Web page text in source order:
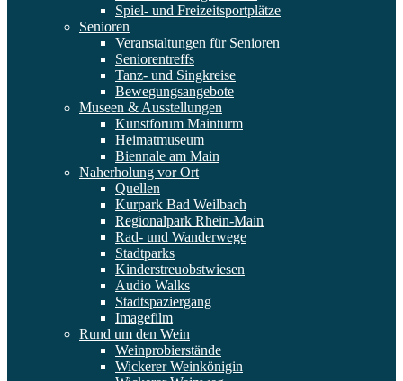
Spiel- und Freizeitsportplätze
Senioren
Veranstaltungen für Senioren
Seniorentreffs
Tanz- und Singkreise
Bewegungsangebote
Museen & Ausstellungen
Kunstforum Mainturm
Heimatmuseum
Biennale am Main
Naherholung vor Ort
Quellen
Kurpark Bad Weilbach
Regionalpark Rhein-Main
Rad- und Wanderwege
Stadtparks
Kinderstreuobstwiesen
Audio Walks
Stadtspaziergang
Imagefilm
Rund um den Wein
Weinprobierstände
Wickerer Weinkönigin